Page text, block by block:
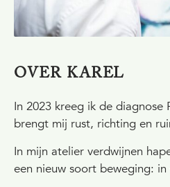
OVER KAREL
In 2023 kreeg ik de diagnose
brengt mij rust, richting en
In mijn atelier verdwijnen
een nieuw soort beweging: